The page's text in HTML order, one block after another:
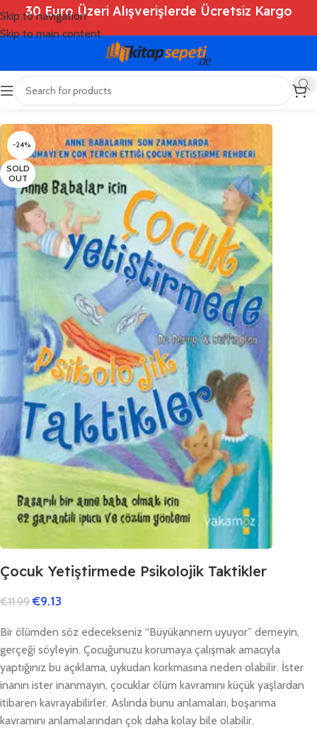
Skip to navigation
Skip to main content
30 Euro Üzeri Alışverişlerde Ücretsiz Kargo
Ana Sayfa Shop
-24%
SOLD
OUT
Çocuk Yetiştirmede Psikolojik Taktikler
€11.99 €9.13
Bir ölümden söz edecekseniz “Büyükannem uyuyor” demeyin,
gerçeği söyleyin. Çocuğunuzu korumaya çalışmak amacıyla
yaptığınız bu açıklama, uykudan korkmasına neden olabilir. İster
inanın ister inanmayın, çocuklar ölüm kavramını küçük yaşlardan
itibaren kavrayabilirler. Aslında bunu anlamaları, boşanma
kavramını anlamalarından çok daha kolay bile olabilir.